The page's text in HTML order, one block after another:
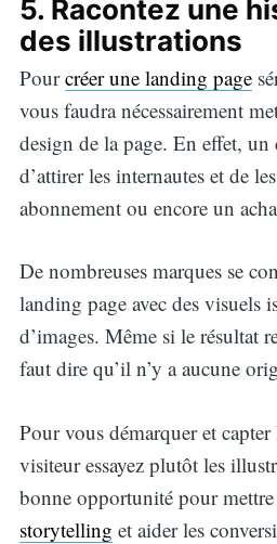
5. Racontez une
des illustrations
Pourcréer une landing page
vous faudra nécessairement
design de la page. En effet, un
d’attirer les internautes et de
abonnement ou encore un
De nombreuses marques se
landing page avec des visuels
d’images. Même si le résultat
faut dire qu’il n’y a aucune
Pour vous démarquer et
visiteur essayez plutôt les
bonne opportunité pour mettre
storytelling et aider les